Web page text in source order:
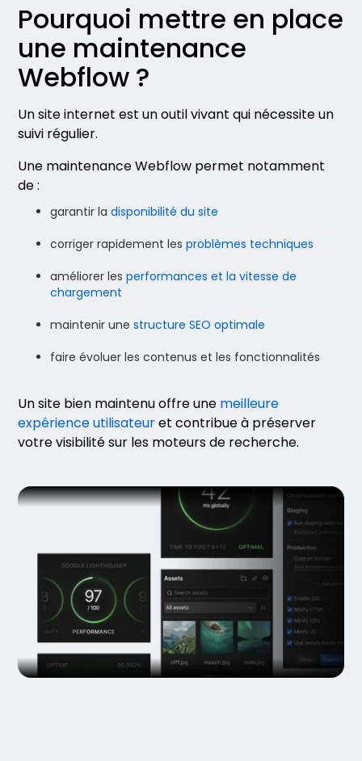
Pourquoi mettre en place
une maintenance
Webflow ?
Un site internet est un outil vivant qui nécessite un
suivi régulier.
Une maintenance Webflow permet notamment
de :
garantir ladisponibilité du site
corriger rapidement lesproblèmes techniques
améliorer lesperformances et la vitesse de
chargement
maintenir unestructure SEO optimale
faire évoluer les contenus et les fonctionnalités
Un site bien maintenu offre une meilleure
expérience utilisateuret contribue à préserver
votre visibilité sur les moteurs de recherche.